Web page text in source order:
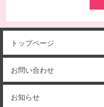
トップページ
お問い合わせ
お知らせ